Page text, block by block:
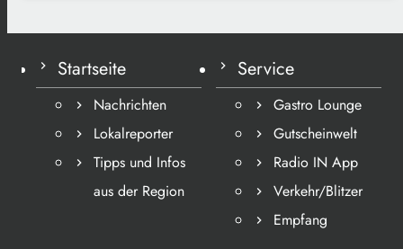
Startseite
Nachrichten
Lokalreporter
Tipps und Infos
aus der Region
Service
Gastro Lounge
Gutscheinwelt
Radio IN App
Verkehr/Blitzer
Empfang